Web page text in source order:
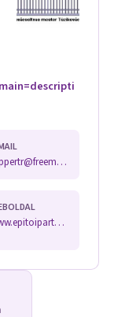
ruppertr@freemail.hu
www.epitoipartudakozo.hu/index.php?main=description&hid=468